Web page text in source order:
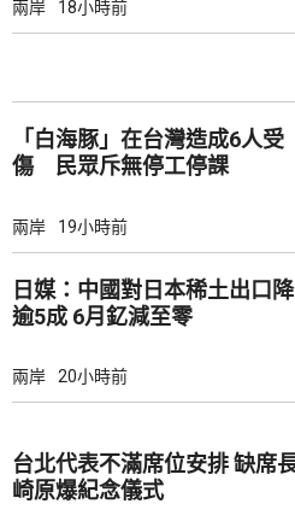
兩岸 18小時前
「白海豚」在台灣造成6人受
傷 民眾斥無停工停課
兩岸 19小時前
日媒：中國對日本稀土出口降
逾5成 6月釔減至零
兩岸 20小時前
台北代表不滿席位安排 缺席長
崎原爆紀念儀式